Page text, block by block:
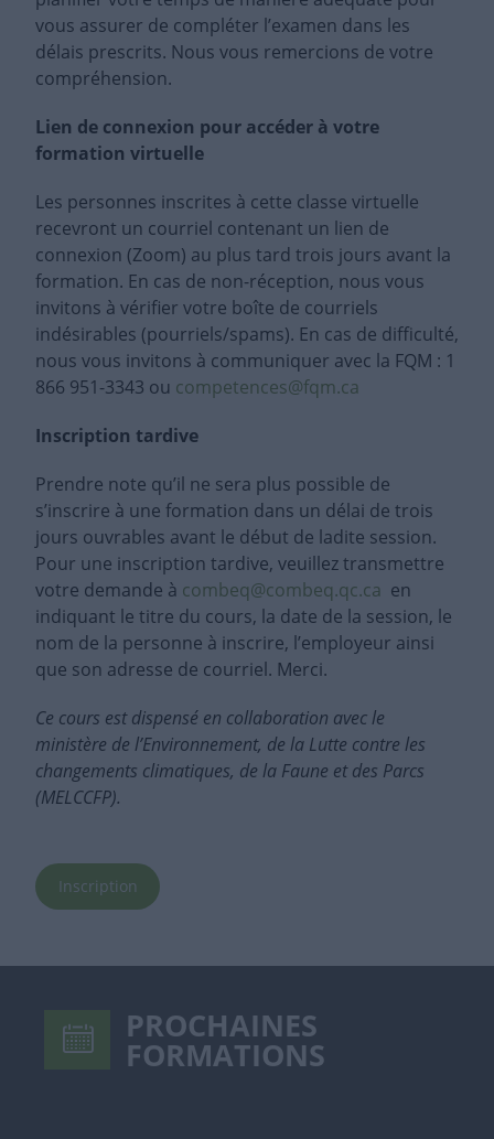
vous assurer de compléter l’examen dans les
délais prescrits. Nous vous remercions de votre
compréhension.
Lien de connexion pour accéder à votre
formation virtuelle
Les personnes inscrites à cette classe virtuelle
recevront un courriel contenant un lien de
connexion (Zoom) au plus tard trois jours avant la
formation. En cas de non-réception, nous vous
invitons à vérifier votre boîte de courriels
indésirables (pourriels/spams). En cas de difficulté,
nous vous invitons à communiquer avec la FQM : 1
866 951-3343 ou competences@fqm.ca
Inscription tardive
Prendre note qu’il ne sera plus possible de
s’inscrire à une formation dans un délai de trois
jours ouvrables avant le début de ladite session.
Pour une inscription tardive, veuillez transmettre
votre demande à combeq@combeq.qc.ca en
indiquant le titre du cours, la date de la session, le
nom de la personne à inscrire, l’employeur ainsi
que son adresse de courriel. Merci.
Ce cours est dispensé en collaboration avec le
ministère de l’Environnement, de la Lutte contre les
changements climatiques, de la Faune et des Parcs
(MELCCFP).
Inscription
PROCHAINES
FORMATIONS